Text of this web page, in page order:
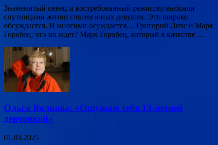
Знаменитый певец и востребованный режиссер выбрали
спутницами жизни совсем юных девушек. Это широко
обсуждается. И многими осуждается… Григорий Лепс и Марк
Горобец: что их ждет? Марк Горобец, который в качестве …
Ольга Волкова: «Ощущаю себя 13-летней
девчонкой»
01.03.2025